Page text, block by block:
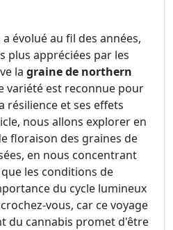
évolué au fil des années,
plus appréciées par les
la graine de northern
variété est reconnue pour
résilience et ses effets
nous allons explorer en
floraison des graines de
en nous concentrant
les conditions de
du cycle lumineux
vous, car ce voyage
du cannabis promet d'être